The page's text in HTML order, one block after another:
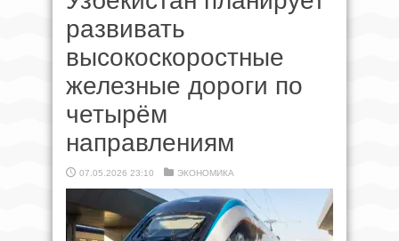
развивать
высокоскоростные
железные дороги по
четырём
направлениям
07.05.2026 23:10 ЭКОНОМИКА